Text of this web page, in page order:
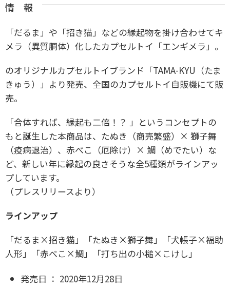
情 報
「だるま」や「招き猫」などの縁起物を掛け合わせてキ
メラ（異質胴体）化したカプセルトイ「エンギメラ」。
のオリジナルカプセルトイブランド「TAMA-KYU（たま
きゅう）」より発売、全国のカプセルトイ自販機にて販
売。
「合体すれば、縁起も二倍！？ 」というコンセプトの
もと誕生した本商品は、たぬき（商売繁盛）× 獅子舞
（疫病退治）、赤べこ（厄除け）× 鯛（めでたい）な
ど、新しい年に縁起の良さそうな全5種類がラインアッ
プしています。
（プレスリリースより）
ラインアップ
「だるま×招き猫」「たぬき×獅子舞」「犬帳子×福助
人形」「赤べこ×鯛」「打ち出の小槌×こけし」
発売日 ： 2020年12月28日